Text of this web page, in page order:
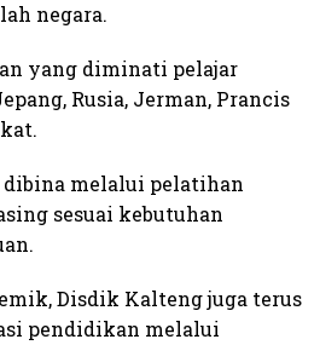
negara.
yang diminati pelajar
Rusia, Jerman, Prancis
dibina melalui pelatihan
sesuai kebutuhan
Disdik Kalteng juga terus
pendidikan melalui